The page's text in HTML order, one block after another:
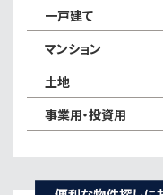
一戸建て
マンション
土地
事業用・投資用